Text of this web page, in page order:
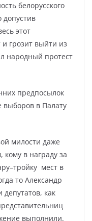
белорусского
допустив
этот
грозит выйти из
народный протест
предпосылок
в Палату
милости даже
в награду за
мест в
то Александр
как
выполнили.